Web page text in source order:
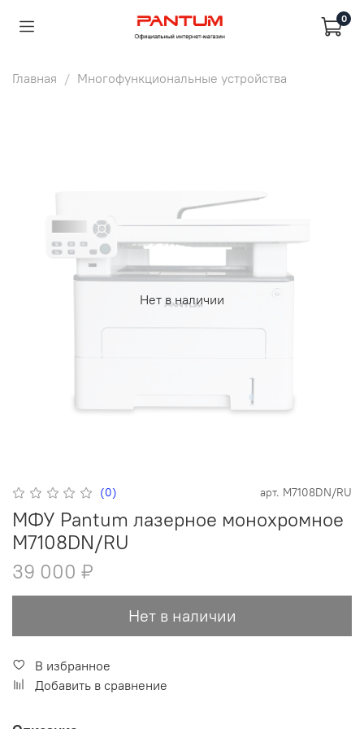
0
Главная Многофункциональные устройства
Нет в наличии
(0) арт. M7108DN/RU
МФУ Pantum лазерное монохромное
M7108DN/RU
39 000 ₽
Нет в наличии
В избранное
Добавить в сравнение